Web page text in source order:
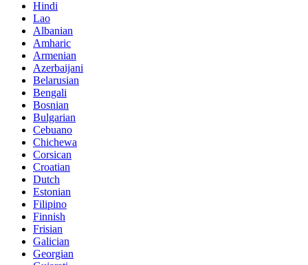
Hindi
Lao
Albanian
Amharic
Armenian
Azerbaijani
Belarusian
Bengali
Bosnian
Bulgarian
Cebuano
Chichewa
Corsican
Croatian
Dutch
Estonian
Filipino
Finnish
Frisian
Galician
Georgian